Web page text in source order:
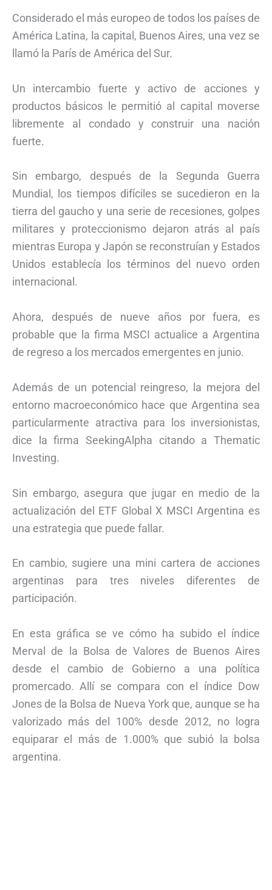
Considerado el más europeo de todos los países de
América Latina, la capital, Buenos Aires, una vez se
llamó la París de América del Sur.
Un intercambio fuerte y activo de acciones y
productos básicos le permitió al capital moverse
libremente al condado y construir una nación
fuerte.
Sin embargo, después de la Segunda Guerra
Mundial, los tiempos difíciles se sucedieron en la
tierra del gaucho y una serie de recesiones, golpes
militares y proteccionismo dejaron atrás al país
mientras Europa y Japón se reconstruían y Estados
Unidos establecía los términos del nuevo orden
internacional.
Ahora, después de nueve años por fuera, es
probable que la firma MSCI actualice a Argentina
de regreso a los mercados emergentes en junio.
Además de un potencial reingreso, la mejora del
entorno macroeconómico hace que Argentina sea
particularmente atractiva para los inversionistas,
dice la firma SeekingAlpha citando a Thematic
Investing.
Sin embargo, asegura que jugar en medio de la
actualización del ETF Global X MSCI Argentina es
una estrategia que puede fallar.
En cambio, sugiere una mini cartera de acciones
argentinas para tres niveles diferentes de
participación.
En esta gráfica se ve cómo ha subido el índice
Merval de la Bolsa de Valores de Buenos Aires
desde el cambio de Gobierno a una política
promercado. Allí se compara con el índice Dow
Jones de la Bolsa de Nueva York que, aunque se ha
valorizado más del 100% desde 2012, no logra
equiparar el más de 1.000% que subió la bolsa
argentina.